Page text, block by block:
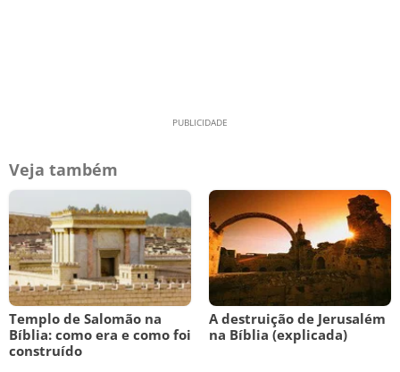
Veja também
Templo de Salomão na
Bíblia: como era e como foi
construído
A destruição de Jerusalém
na Bíblia (explicada)